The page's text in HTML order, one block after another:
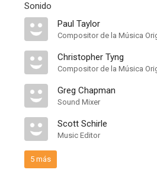
Sonido
Paul Taylor
Compositor de la Música
Christopher Tyng
Compositor de la Música
Greg Chapman
Sound Mixer
Scott Schirle
Music Editor
5 más